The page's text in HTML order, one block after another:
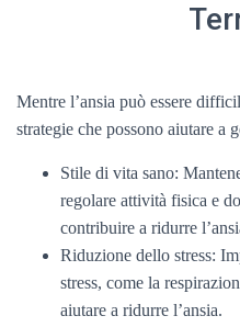
Mentre l’ansia può essere
strategie che possono aiutare a
Stile di vita sano:
regolare attività fisica e
contribuire a ridurre
Riduzione dello stress:
stress, come la
aiutare a ridurre l’ansia.